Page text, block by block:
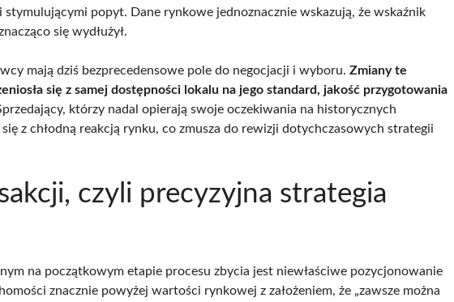
popyt. Dane rynkowe jednoznacznie wskazują, że wskaźnik
się wydłużył.
mają dziś bezprecedensowe pole do negocjacji i wyboru. Zmiany te
się z samej dostępności lokalu na jego standard, jakość przygotowania
którzy nadal opierają swoje oczekiwania na historycznych
z chłodną reakcją rynku, co zmusza do rewizji dotychczasowych strategii
czyli precyzyjna strategia
na początkowym etapie procesu zbycia jest niewłaściwe pozycjonowanie
znacznie powyżej wartości rynkowej z założeniem, że „zawsze można